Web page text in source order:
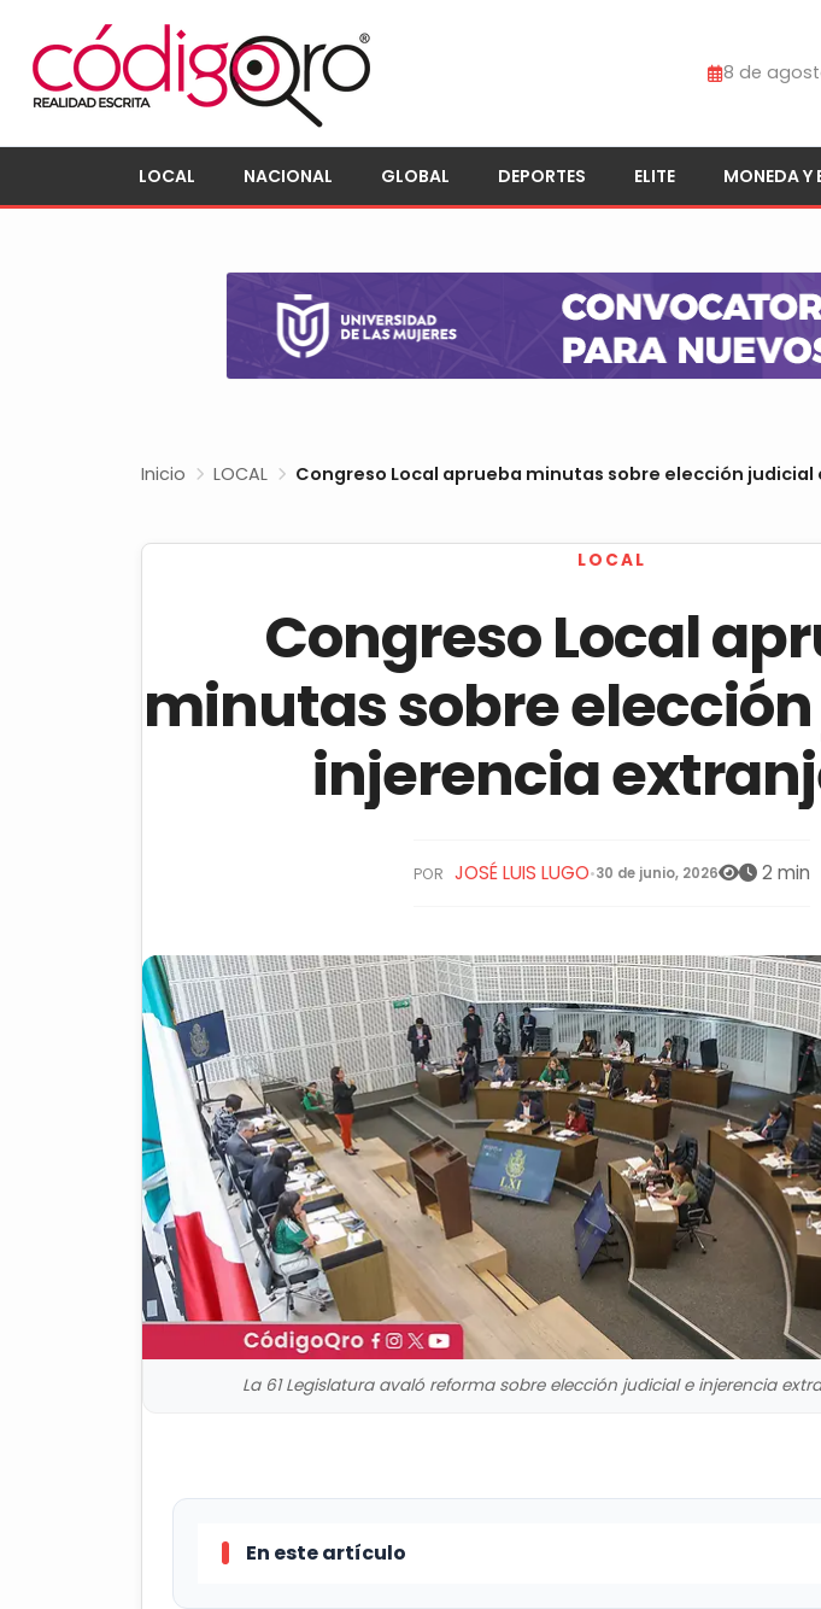
8 de
LOCAL NACIONAL GLOBAL DEPORTES ELITE MONEDA Y
Inicio LOCAL Congreso Local aprueba minutas sobre elección
LOCAL
Congreso Local
minutas sobre
injerencia
POR JOSÉ LUIS LUGO•30 de junio, 2026 2 min
La 61 Legislatura avaló reforma sobre elección judicial e injerencia
En este artículo